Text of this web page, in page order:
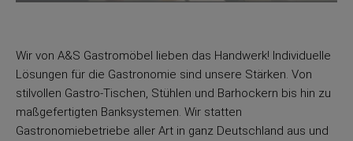
Wir von A&S Gastromöbel lieben das Handwerk! Individuelle
Lösungen für die Gastronomie sind unsere Stärken. Von
stilvollen Gastro-Tischen, Stühlen und Barhockern bis hin zu
maßgefertigten Banksystemen. Wir statten
Gastronomiebetriebe aller Art in ganz Deutschland aus und